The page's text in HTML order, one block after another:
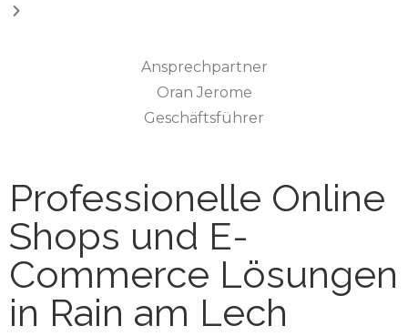
Ansprechpartner
Oran Jerome
Geschäftsführer
Professionelle Online
Shops und E-
Commerce Lösungen
in Rain am Lech